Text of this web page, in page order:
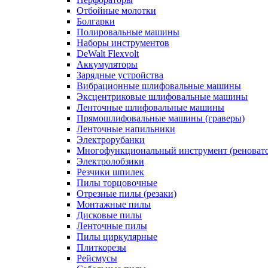
Отбойные молотки
Болгарки
Полировальные машины
Наборы инструментов
DeWalt Flexvolt
Аккумуляторы
Зарядные устройства
Вибрационные шлифовальные машины
Эксцентриковые шлифовальные машины
Ленточные шлифовальные машины
Прямошлифовальные машины (граверы)
Ленточные напильники
Электрорубанки
Многофункциональный инструмент
Электролобзики
Резчики шпилек
Пилы торцовочные
Отрезные пилы (резаки)
Монтажные пилы
Дисковые пилы
Ленточные пилы
Пилы циркулярные
Плиткорезы
Рейсмусы